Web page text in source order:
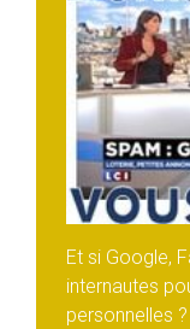
Et si Google,
internautes
personnelles